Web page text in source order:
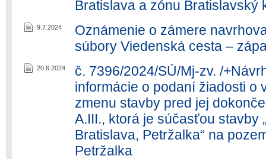
Bratislava a zónu Bratislavský
9.7.2024
Oznámenie o zámere
súbory Viedenská cesta –
20.6.2024
č. 7396/2024/SÚ/Mj-zv. /
informácie o podaní žiadosti o
zmenu stavby pred jej
A.III., ktorá je súčasťou stavby
Bratislava, Petržalka“ na
Petržalka